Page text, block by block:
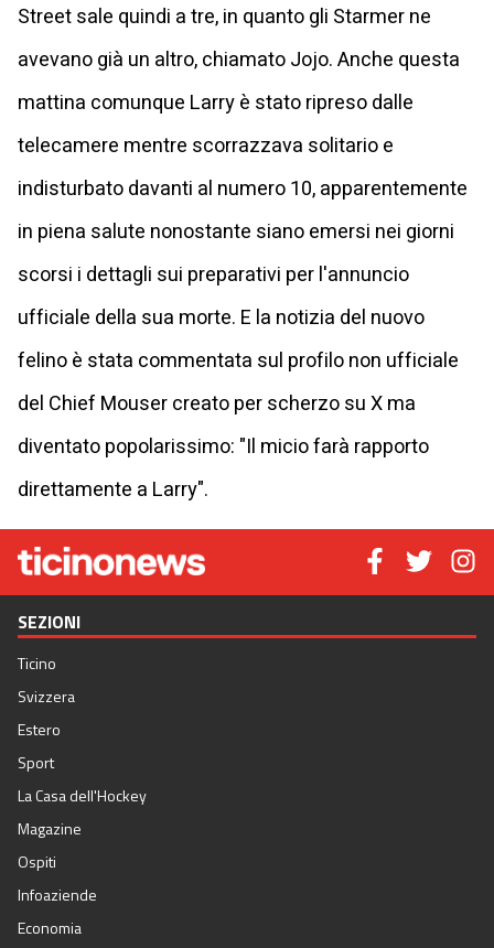
Street sale quindi a tre, in quanto gli Starmer ne
avevano già un altro, chiamato Jojo. Anche questa
mattina comunque Larry è stato ripreso dalle
telecamere mentre scorrazzava solitario e
indisturbato davanti al numero 10, apparentemente
in piena salute nonostante siano emersi nei giorni
scorsi i dettagli sui preparativi per l'annuncio
ufficiale della sua morte. E la notizia del nuovo
felino è stata commentata sul profilo non ufficiale
del Chief Mouser creato per scherzo su X ma
diventato popolarissimo: "Il micio farà rapporto
direttamente a Larry".
SEZIONI
Ticino
Svizzera
Estero
Sport
La Casa dell'Hockey
Magazine
Ospiti
Infoaziende
Economia